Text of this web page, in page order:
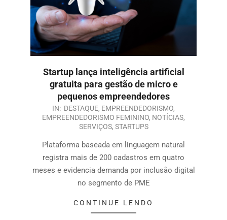
Startup lança inteligência artificial
gratuita para gestão de micro e
pequenos empreendedores
IN: DESTAQUE, EMPREENDEDORISMO,
EMPREENDEDORISMO FEMININO, NOTÍCIAS,
SERVIÇOS, STARTUPS
Plataforma baseada em linguagem natural
registra mais de 200 cadastros em quatro
meses e evidencia demanda por inclusão digital
no segmento de PME
CONTINUE LENDO